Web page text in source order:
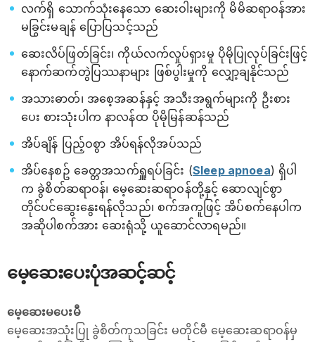
လက်ရှိ သောက်သုံးနေသော ဆေးဝါးများကို မိမိဆရာဝန်အား
မခြွင်းမချန် ပြောပြသင့်သည်
ဆေးလိပ်ဖြတ်ခြင်း၊ ကိုယ်လက်လှုပ်ရှားမှု ပိုမိုပြုလုပ်ခြင်းဖြင့်
နောက်ဆက်တွဲပြဿနာများ ဖြစ်ပွါးမှုကို လျှော့ချနိုင်သည်
အသားဓာတ်၊ အစေ့အဆန်နှင့် အသီးအရွက်များကို ဦးစား
ပေး စားသုံးပါက နာလန်ထ ပိုမိုမြန်ဆန်သည်
အိပ်ချိန် ပြည့်ဝစွာ အိပ်ရန်လိုအပ်သည်
အိပ်နေစဥ် ခေတ္တအသက်ရှူရပ်ခြင်း (Sleep apnoea) ရှိပါ
က ခွဲစိတ်ဆရာဝန်၊ မေ့ဆေးဆရာဝန်တို့နှင့် ဆောလျင်စွာ
တိုင်ပင်ဆွေးနွေးရန်လိုသည်၊ စက်အကူဖြင့် အိပ်စက်နေပါက
အဆိုပါစက်အား ဆေးရုံသို့ ယူဆောင်လာရမည်။
မေ့ဆေးပေးပုံအဆင့်ဆင့်
မေ့ဆေးမပေးမီ
မေ့ဆေးအသုံးပြု ခွဲစိတ်ကုသခြင်း မတိုင်မီ မေ့ဆေးဆရာဝန်မှ